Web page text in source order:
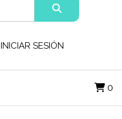
INICIAR SESIÓN
0